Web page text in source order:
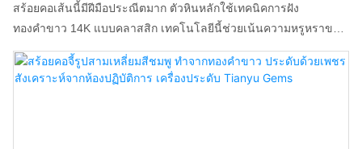
สร้อยคอเส้นนี้มีฝีมือประณีตมาก ตัวหินหลักใช้เทคนิคการฝัง
ทองคำขาว 14K แบบคลาสสิก เทคโนโลยีนี้ช่วยเน้นความหรูหราของ
หินหลัก ให้ความรู้สึกสง่างามและโอ่อ่า